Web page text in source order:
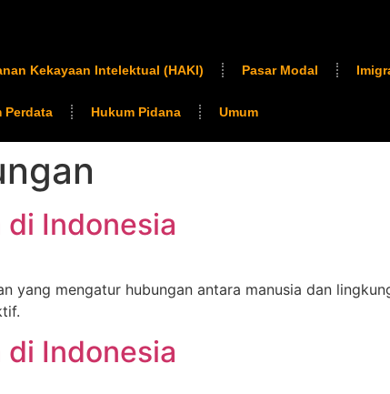
Kekayaan Intelektual (HAKI) Pasar Modal
Perdata Hukum Pidana Umum
Indonesia
yang mengatur hubungan antara manusia dan
Indonesia